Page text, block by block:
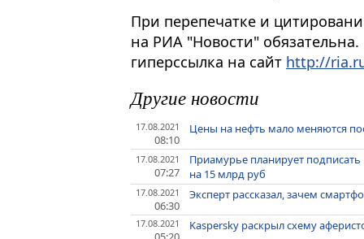
При перепечатке и
на РИА "Новости"
гиперссылка на сайт http://
Другие новости
17.08.2021
08:10
Цены на нефть мало меняются
17.08.2021
07:27
Приамурье планирует
на 15 млрд руб
17.08.2021
06:30
Эксперт рассказал, зачем
17.08.2021 Kaspersky раскрыл схему